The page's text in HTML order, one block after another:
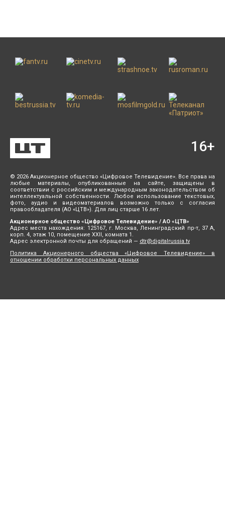
© 2026 Акционерное общество «Цифровое Телевидение». Все права на
любые материалы, опубликованные на сайте, защищены в
соответствии с российским и международным законодательством об
интеллектуальной собственности. Любое использование текстовых,
фото, аудио и видеоматериалов возможно только с согласия
правообладателя (АО «ЦТВ»). Для лиц старше 16 лет.
Акционерное общество «Цифровое Телевидение» / АО «ЦТВ»
Адрес места нахождения: 125167, г. Москва, Ленинградский пр-т, 37 А,
корп. 4, этаж 10, помещение XXII, комната 1.
Адрес электронной почты для обращений — dtr@digitalrussia.tv
Политика Акционерного общества «Цифровое Телевидение» в
отношении обработки персональных данных
16+